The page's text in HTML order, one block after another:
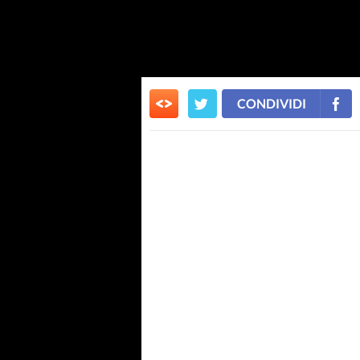
CONDIVIDI